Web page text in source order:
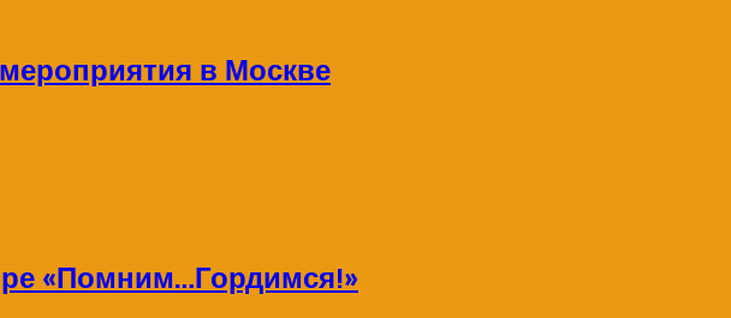
в Москве
«Помним…Гордимся!»